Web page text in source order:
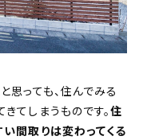
思っても、住んでみる
てしまうものです。住
間取りは変わってくる